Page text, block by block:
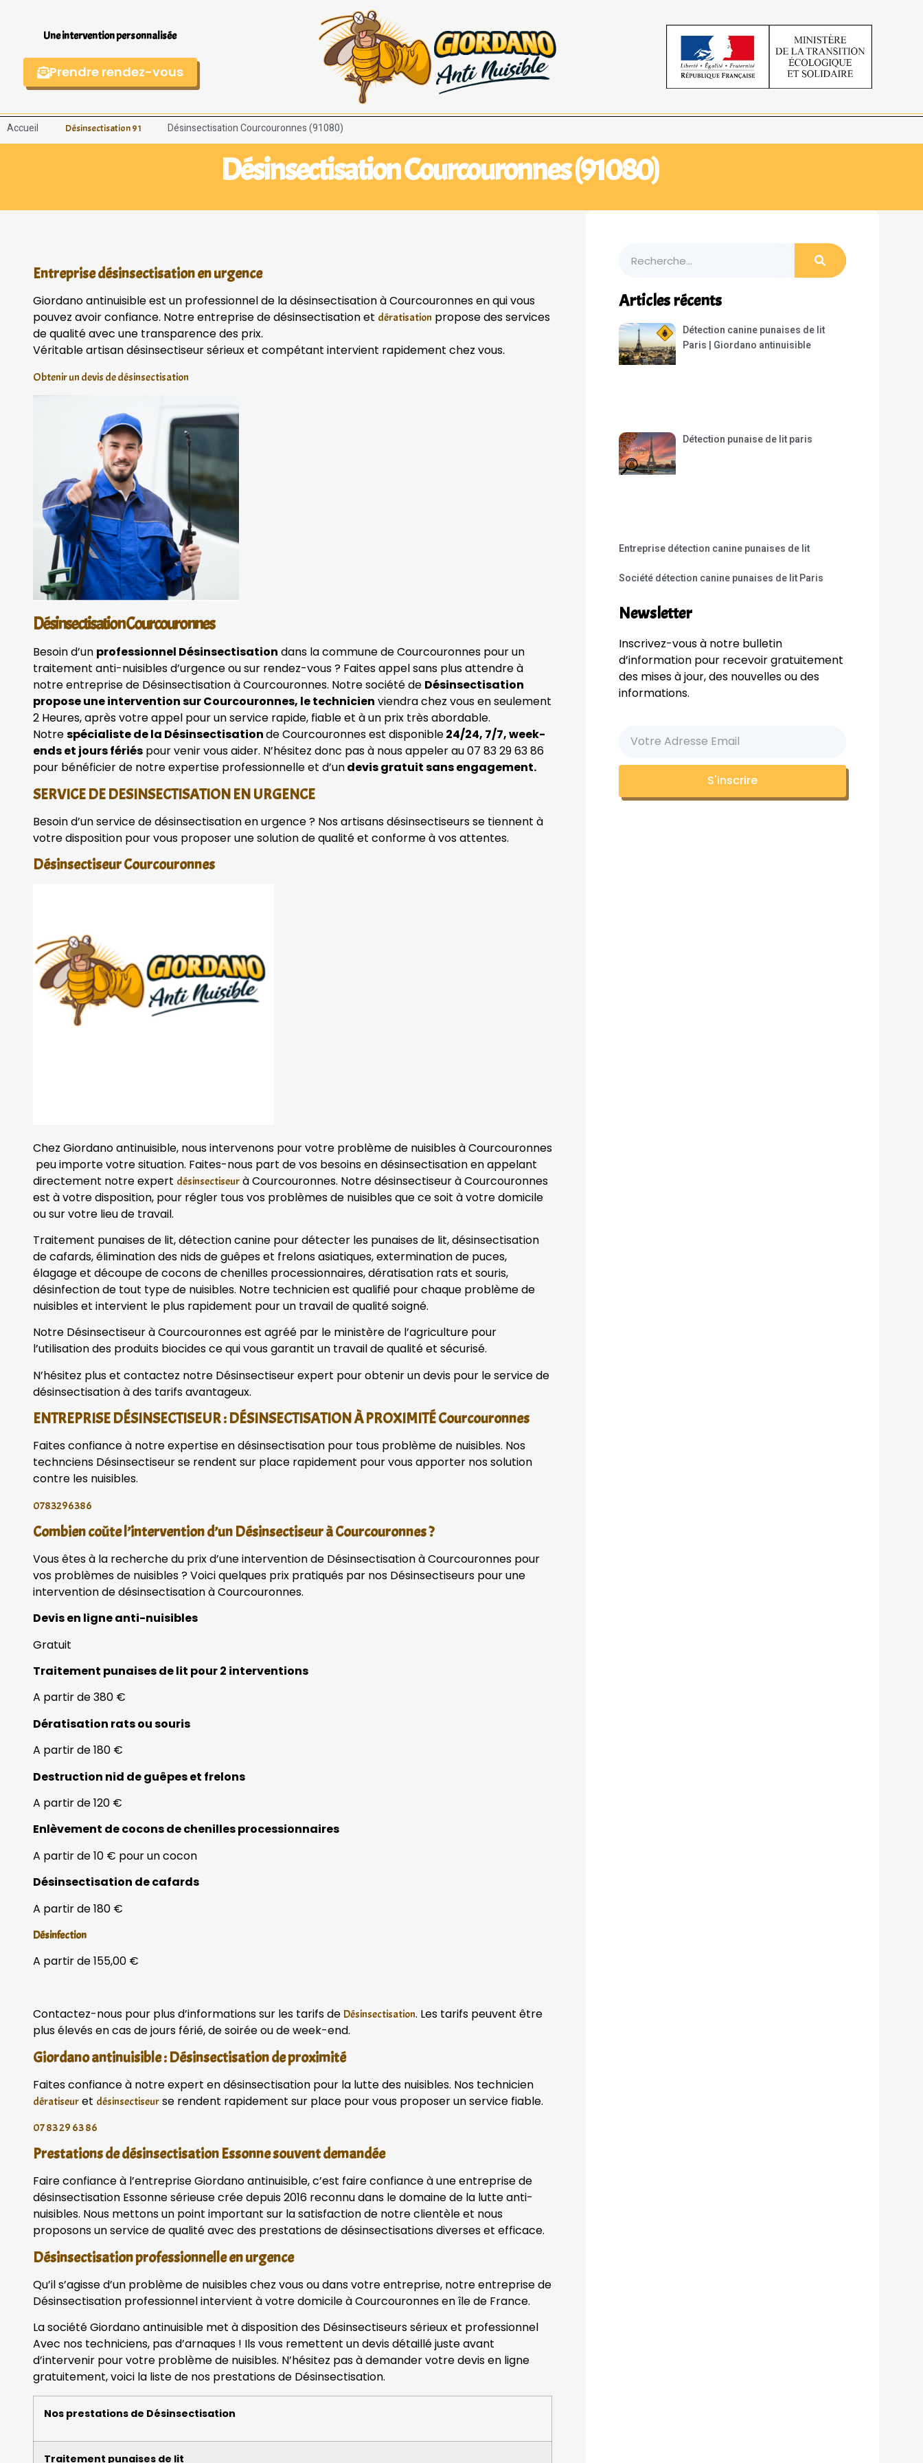
Une intervention personnalisée
Prendre rendez-vous
Accueil Désinsectisation 91 Désinsectisation Courcouronnes (91080)
Désinsectisation Courcouronnes (91080)
Entreprise désinsectisation en urgence
Giordano antinuisible est un professionnel de la désinsectisation à Courcouronnes en qui vous
pouvez avoir confiance. Notre entreprise de désinsectisation et dératisation propose des services
de qualité avec une transparence des prix.
Véritable artisan désinsectiseur sérieux et compétant intervient rapidement chez vous.
Obtenir un devis de désinsectisation
Désinsectisation Courcouronnes
Besoin d’un professionnel Désinsectisation dans la commune de Courcouronnes pour un
traitement anti-nuisibles d’urgence ou sur rendez-vous ? Faites appel sans plus attendre à
notre entreprise de Désinsectisation à Courcouronnes. Notre société de Désinsectisation
propose une intervention sur Courcouronnes, le technicien viendra chez vous en seulement
2 Heures, après votre appel pour un service rapide, fiable et à un prix très abordable.
Notrespécialiste de la Désinsectisationde Courcouronnes est disponible24/24, 7/7, week-
ends et jours fériés pour venir vous aider. N’hésitez donc pas à nous appeler au 07 83 29 63 86
pour bénéficier de notre expertise professionnelle et d’undevis gratuit sans engagement.
SERVICE DE DESINSECTISATION EN URGENCE
Besoin d’un service de désinsectisation en urgence ? Nos artisans désinsectiseurs se tiennent à
votre disposition pour vous proposer une solution de qualité et conforme à vos attentes.
Désinsectiseur Courcouronnes
Chez Giordano antinuisible, nous intervenons pour votre problème de nuisibles à Courcouronnes
peu importe votre situation. Faites-nous part de vos besoins en désinsectisation en appelant
directement notre expert désinsectiseur à Courcouronnes. Notre désinsectiseur à Courcouronnes
est à votre disposition, pour régler tous vos problèmes de nuisibles que ce soit à votre domicile
ou sur votre lieu de travail.
Traitement punaises de lit, détection canine pour détecter les punaises de lit, désinsectisation
de cafards, élimination des nids de guêpes et frelons asiatiques, extermination de puces,
élagage et découpe de cocons de chenilles processionnaires, dératisation rats et souris,
désinfection de tout type de nuisibles. Notre technicien est qualifié pour chaque problème de
nuisibles et intervient le plus rapidement pour un travail de qualité soigné.
Notre Désinsectiseur à Courcouronnes est agréé par le ministère de l’agriculture pour
l’utilisation des produits biocides ce qui vous garantit un travail de qualité et sécurisé.
N’hésitez plus et contactez notre Désinsectiseur expert pour obtenir un devis pour le service de
désinsectisation à des tarifs avantageux.
ENTREPRISE DÉSINSECTISEUR : DÉSINSECTISATION À PROXIMITÉ Courcouronnes
Faites confiance à notre expertise en désinsectisation pour tous problème de nuisibles. Nos
technciens Désinsectiseur se rendent sur place rapidement pour vous apporter nos solution
contre les nuisibles.
0783296386
Combien coûte l’intervention d’un Désinsectiseur à Courcouronnes ?
Vous êtes à la recherche du prix d’une intervention de Désinsectisation à Courcouronnes pour
vos problèmes de nuisibles ? Voici quelques prix pratiqués par nos Désinsectiseurs pour une
intervention de désinsectisation à Courcouronnes.
Devis en ligne anti-nuisibles
Gratuit
Traitement punaises de lit pour 2 interventions
A partir de 380 €
Dératisation rats ou souris
A partir de 180 €
Destruction nid de guêpes et frelons
A partir de 120 €
Enlèvement de cocons de chenilles processionnaires
A partir de 10 € pour un cocon
Désinsectisation de cafards
A partir de 180 €
Désinfection
A partir de 155,00 €
Contactez-nous pour plus d’informations sur les tarifs de Désinsectisation. Les tarifs peuvent être
plus élevés en cas de jours férié, de soirée ou de week-end.
Giordano antinuisible : Désinsectisation de proximité
Faites confiance à notre expert en désinsectisation pour la lutte des nuisibles. Nos technicien
dératiseur et désinsectiseur se rendent rapidement sur place pour vous proposer un service fiable.
07 83 29 63 86
Prestations de désinsectisation Essonne souvent demandée
Faire confiance à l’entreprise Giordano antinuisible, c’est faire confiance à une entreprise de
désinsectisation Essonne sérieuse crée depuis 2016 reconnu dans le domaine de la lutte anti-
nuisibles. Nous mettons un point important sur la satisfaction de notre clientèle et nous
proposons un service de qualité avec des prestations de désinsectisations diverses et efficace.
Désinsectisation professionnelle en urgence
Qu’il s’agisse d’un problème de nuisibles chez vous ou dans votre entreprise, notre entreprise de
Désinsectisation professionnel intervient à votre domicile à Courcouronnes en île de France.
La société Giordano antinuisible met à disposition des Désinsectiseurs sérieux et professionnel
Avec nos techniciens, pas d’arnaques ! Ils vous remettent un devis détaillé juste avant
d’intervenir pour votre problème de nuisibles. N’hésitez pas à demander votre devis en ligne
gratuitement, voici la liste de nos prestations de Désinsectisation.
Nos prestations de Désinsectisation
Traitement punaises de lit
Articles récents
Détection canine punaises de lit
Paris | Giordano antinuisible
Détection punaise de lit paris
Entreprise détection canine punaises de lit
Société détection canine punaises de lit Paris
Newsletter
Inscrivez-vous à notre bulletin
d’information pour recevoir gratuitement
des mises à jour, des nouvelles ou des
informations.
S'inscrire